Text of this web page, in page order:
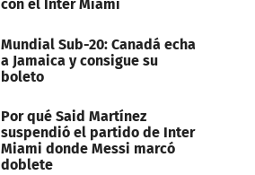
con el Inter Miami
Mundial Sub-20: Canadá echa
a Jamaica y consigue su
boleto
Por qué Said Martínez
suspendió el partido de Inter
Miami donde Messi marcó
doblete